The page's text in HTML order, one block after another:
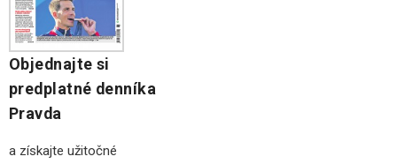
Objednajte si
predplatné denníka
Pravda
a získajte užitočné